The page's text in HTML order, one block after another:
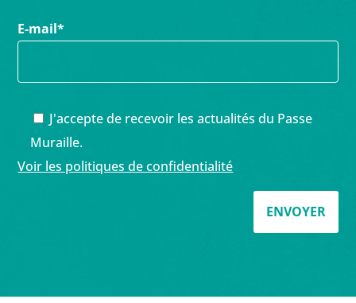
E-mail*
J'accepte de recevoir les actualités du Passe
Muraille.
Voir les politiques de confidentialité
ENVOYER